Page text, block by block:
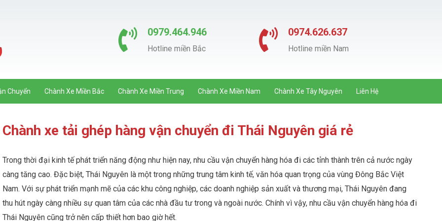
0979.464.946
Hotline miền Bắc
0974.626.637
Hotline miền Nam
Chuyển Chành Xe Miền Bắc Chành Xe Miền Trung Chành Xe Miền Nam Chành Xe Tây Nguyên Liên Hệ
Chành xe tải ghép hàng vận chuyển đi Thái Nguyên giá rẻ
Trong thời đại kinh tế phát triển năng động như hiện nay, nhu cầu vận chuyển hàng hóa đi các tỉnh thành trên cả nước ngày
càng tăng cao. Đặc biệt, Thái Nguyên là một trong những trung tâm kinh tế, văn hóa quan trọng của vùng Đông Bắc Việt
Nam. Với sự phát triển mạnh mẽ của các khu công nghiệp, các doanh nghiệp sản xuất và thương mại, Thái Nguyên đang
thu hút ngày càng nhiều sự quan tâm của các nhà đầu tư trong và ngoài nước. Chính vì vậy, nhu cầu vận chuyển hàng hóa đi
Thái Nguyên cũng trở nên cấp thiết hơn bao giờ hết.